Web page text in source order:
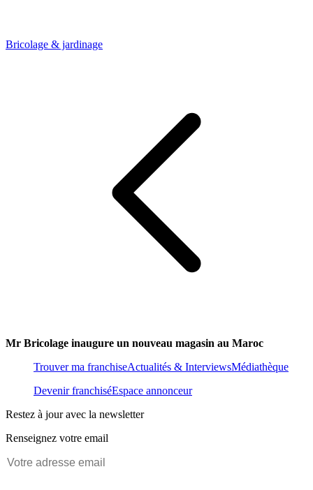
Bricolage & jardinage
Mr Bricolage inaugure un nouveau magasin au Maroc
Trouver ma franchiseActualités & InterviewsMédiathèque
Devenir franchiséEspace annonceur
Restez à jour avec la newsletter
Renseignez votre email